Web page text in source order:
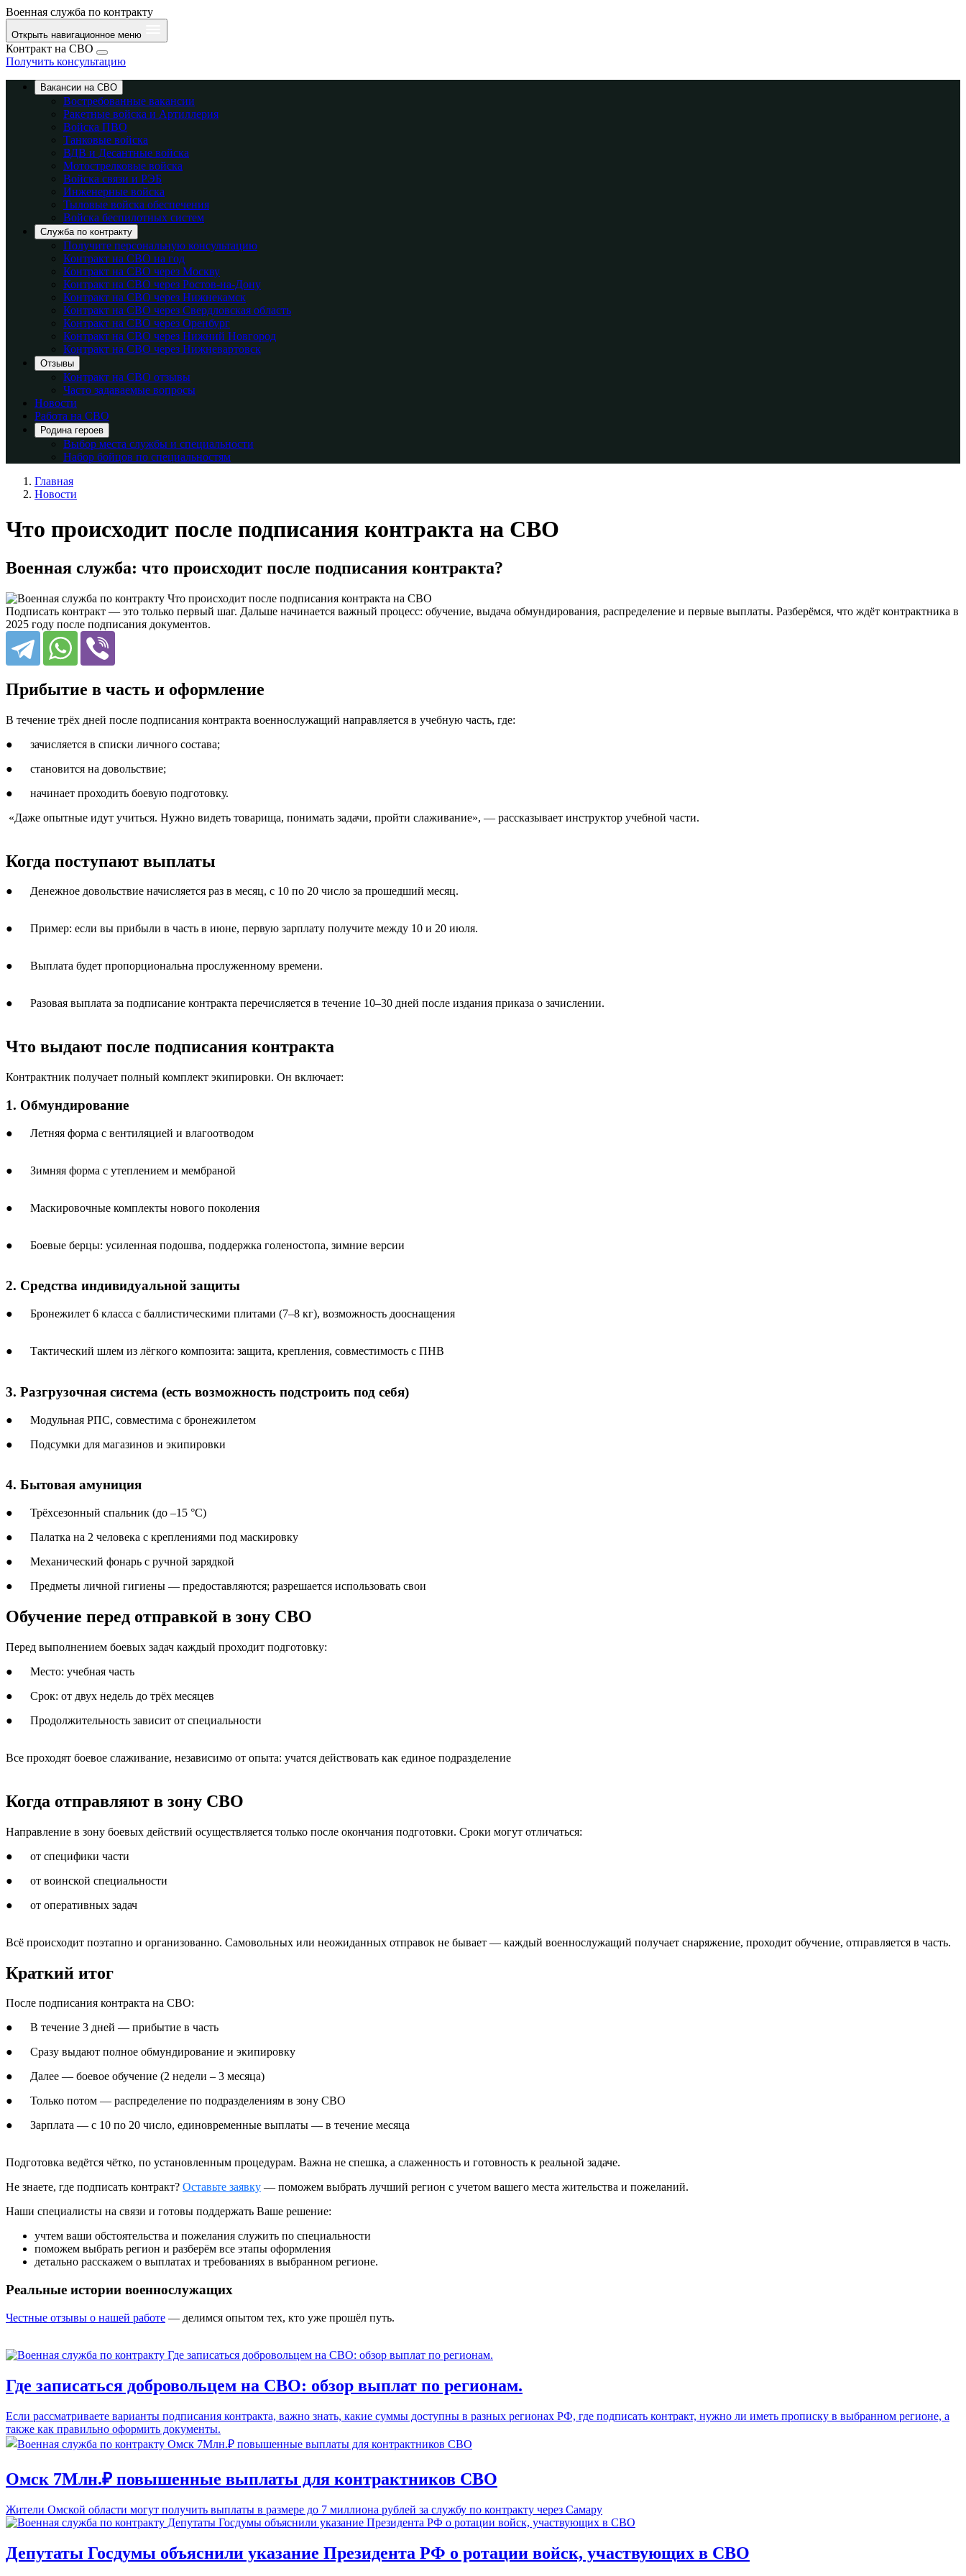
Военная служба по контракту
Открыть навигационное меню
Контракт на СВО
Получить консультацию
Вакансии на СВО
Востребованные вакансии
Ракетные войска и Артиллерия
Войска ПВО
Танковые войска
ВДВ и Десантные войска
Мотострелковые войска
Войска связи и РЭБ
Инженерные войска
Тыловые войска обеспечения
Войска беспилотных систем
Служба по контракту
Получите персональную консультацию
Контракт на СВО на год
Контракт на СВО через Москву
Контракт на СВО через Ростов-на-Дону
Контракт на СВО через Нижнекамск
Контракт на СВО через Свердловская область
Контракт на СВО через Оренбург
Контракт на СВО через Нижний Новгород
Контракт на СВО через Нижневартовск
Отзывы
Контракт на СВО отзывы
Часто задаваемые вопросы
Новости
Работа на СВО
Родина героев
Выбор места службы и специальности
Набор бойцов по специальностям
Главная
Новости
Что происходит после подписания контракта на СВО
Военная служба: что происходит после подписания контракта?
Подписать контракт — это только первый шаг. Дальше начинается важный процесс: обучение, выдача обмундирования, распределение и первые выплаты. Разберёмся, что ждёт контрактника в
2025 году после подписания документов.
Прибытие в часть и оформление
В течение трёх дней после подписания контракта военнослужащий направляется в учебную часть, где:
● зачисляется в списки личного состава;
● становится на довольствие;
● начинает проходить боевую подготовку.
«Даже опытные идут учиться. Нужно видеть товарища, понимать задачи, пройти слаживание», — рассказывает инструктор учебной части.
Когда поступают выплаты
● Денежное довольствие начисляется раз в месяц, с 10 по 20 число за прошедший месяц.
● Пример: если вы прибыли в часть в июне, первую зарплату получите между 10 и 20 июля.
● Выплата будет пропорциональна прослуженному времени.
● Разовая выплата за подписание контракта перечисляется в течение 10–30 дней после издания приказа о зачислении.
Что выдают после подписания контракта
Контрактник получает полный комплект экипировки. Он включает:
1. Обмундирование
● Летняя форма с вентиляцией и влагоотводом
● Зимняя форма с утеплением и мембраной
● Маскировочные комплекты нового поколения
● Боевые берцы: усиленная подошва, поддержка голеностопа, зимние версии
2. Средства индивидуальной защиты
● Бронежилет 6 класса с баллистическими плитами (7–8 кг), возможность дооснащения
● Тактический шлем из лёгкого композита: защита, крепления, совместимость с ПНВ
3. Разгрузочная система (есть возможность подстроить под себя)
● Модульная РПС, совместима с бронежилетом
● Подсумки для магазинов и экипировки
4. Бытовая амуниция
● Трёхсезонный спальник (до –15 °C)
● Палатка на 2 человека с креплениями под маскировку
● Механический фонарь с ручной зарядкой
● Предметы личной гигиены — предоставляются; разрешается использовать свои
Обучение перед отправкой в зону СВО
Перед выполнением боевых задач каждый проходит подготовку:
● Место: учебная часть
● Срок: от двух недель до трёх месяцев
● Продолжительность зависит от специальности
Все проходят боевое слаживание, независимо от опыта: учатся действовать как единое подразделение
Когда отправляют в зону СВО
Направление в зону боевых действий осуществляется только после окончания подготовки. Сроки могут отличаться:
● от специфики части
● от воинской специальности
● от оперативных задач
Всё происходит поэтапно и организованно. Самовольных или неожиданных отправок не бывает — каждый военнослужащий получает снаряжение, проходит обучение, отправляется в часть.
Краткий итог
После подписания контракта на СВО:
● В течение 3 дней — прибытие в часть
● Сразу выдают полное обмундирование и экипировку
● Далее — боевое обучение (2 недели – 3 месяца)
● Только потом — распределение по подразделениям в зону СВО
● Зарплата — с 10 по 20 число, единовременные выплаты — в течение месяца
Подготовка ведётся чётко, по установленным процедурам. Важна не спешка, а слаженность и готовность к реальной задаче.
Не знаете, где подписать контракт? Оставьте заявку — поможем выбрать лучший регион с учетом вашего места жительства и пожеланий.
Наши специалисты на связи и готовы поддержать Ваше решение:
учтем ваши обстоятельства и пожелания служить по специальности
поможем выбрать регион и разберём все этапы оформления
детально расскажем о выплатах и требованиях в выбранном регионе.
Реальные истории военнослужащих
Честные отзывы о нашей работе — делимся опытом тех, кто уже прошёл путь.
Где записаться добровольцем на СВО: обзор выплат по регионам.
Если рассматриваете варианты подписания контракта, важно знать, какие суммы доступны в разных регионах РФ, где подписать контракт, нужно ли иметь прописку в выбранном регионе, а
также как правильно оформить документы.
Омск 7Млн.₽ повышенные выплаты для контрактников СВО
Жители Омской области могут получить выплаты в размере до 7 миллиона рублей за службу по контракту через Самару
Депутаты Госдумы объяснили указание Президента РФ о ротации войск, участвующих в СВО